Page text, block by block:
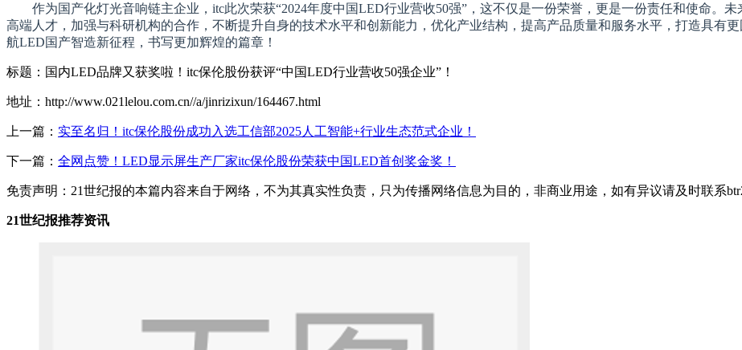
作为国产化灯光音响链主企业，itc此次荣获“2024年度中国LED行业营收50强”，这不仅是一份荣誉，更是一份责任和使命。
高端人才，加强与科研机构的合作，不断提升自身的技术水平和创新能力，优化产业结构，提高产品质量和服务水平，打造具有
航LED国产智造新征程，书写更加辉煌的篇章！
标题：国内LED品牌又获奖啦！itc保伦股份获评“中国LED行业营收50强企业”！
地址：http://www.021lelou.com.cn//a/jinrizixun/164467.html
上一篇： 实至名归！itc保伦股份成功入选工信部2025人工智能+行业生态范式企业！
下一篇： 全网点赞！LED显示屏生产厂家itc保伦股份荣获中国LED首创奖金奖！
免责声明：21世纪报的本篇内容来自于网络，不为其真实性负责，只为传播网络信息为目的，非商业用途，如有异议请及时联系
21世纪报推荐资讯